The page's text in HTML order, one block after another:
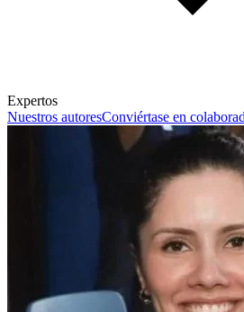
Expertos
Nuestros autoresConviértase en